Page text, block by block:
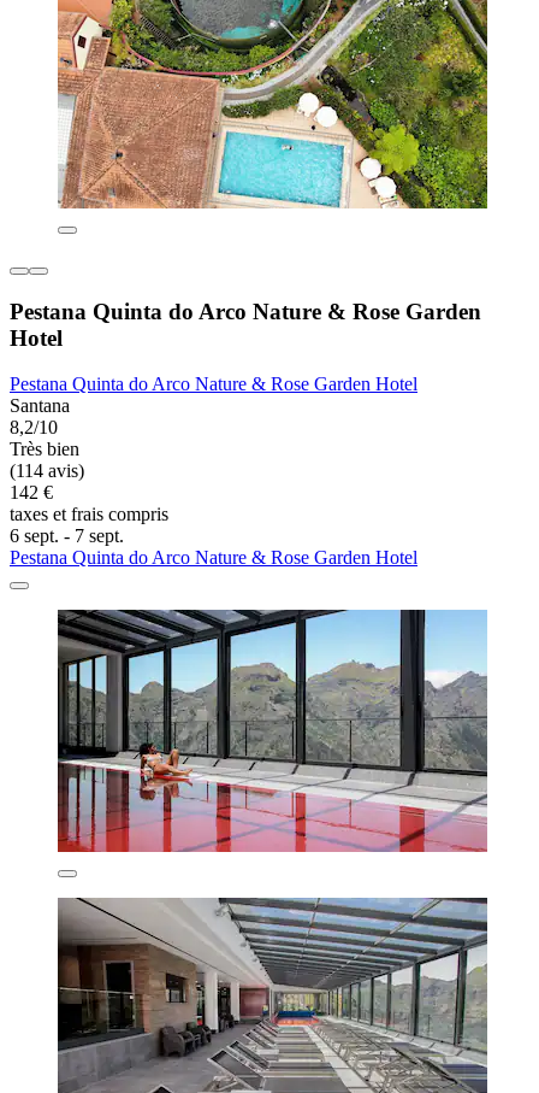
Pestana Quinta do Arco Nature & Rose Garden
Hotel
Pestana Quinta do Arco Nature & Rose Garden Hotel
Santana
8,2/10
Très bien
(114 avis)
142 €
taxes et frais compris
6 sept. - 7 sept.
Pestana Quinta do Arco Nature & Rose Garden Hotel